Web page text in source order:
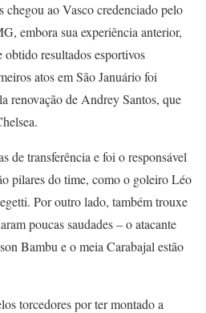
ao Vasco credenciado pelo
embora sua experiência anterior,
resultados esportivos
atos em São Januário foi
renovação de Andrey Santos, que
de transferência e foi o responsável
pilares do time, como o goleiro Léo
Por outro lado, também trouxe
poucas saudades – o atacante
Bambu e o meia Carabajal estão
torcedores por ter montado a